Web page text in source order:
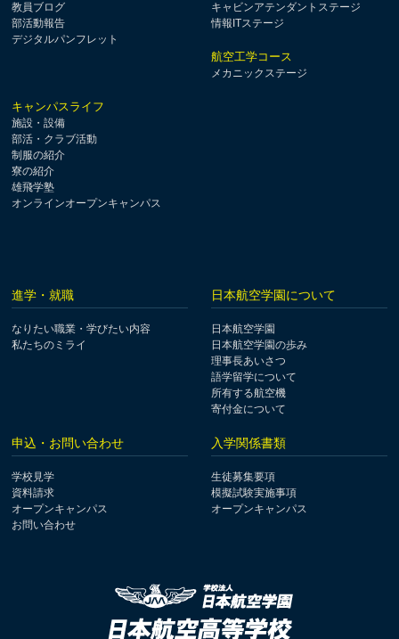
教員ブログ
部活動報告
デジタルパンフレット
キャビンアテンダントステージ
情報ITステージ
航空工学コース
メカニックステージ
キャンパスライフ
施設・設備
部活・クラブ活動
制服の紹介
寮の紹介
雄飛学塾
オンラインオープンキャンパス
進学・就職
なりたい職業・学びたい内容
私たちのミライ
日本航空学園について
日本航空学園
日本航空学園の歩み
理事長あいさつ
語学留学について
所有する航空機
寄付金について
申込・お問い合わせ
学校見学
資料請求
オープンキャンパス
お問い合わせ
入学関係書類
生徒募集要項
模擬試験実施事項
オープンキャンパス